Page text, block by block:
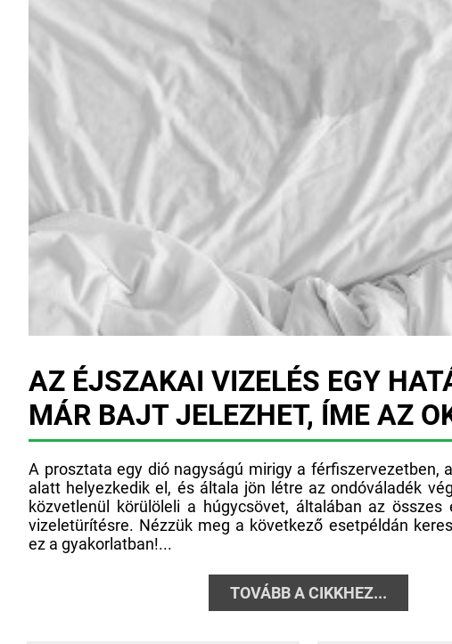
AZ ÉJSZAKAI VIZELÉS EGY
MÁR BAJT JELEZHET, ÍME AZ
A prosztata egy dió nagyságú mirigy a férfiszervezetben,
alatt helyezkedik el, és általa jön létre az ondóváladék
közvetlenül körülöleli a húgycsövet, általában az összes
vizeletürítésre. Nézzük meg a következő esetpéldán
ez a gyakorlatban!...
TOVÁBB A CIKKHEZ...